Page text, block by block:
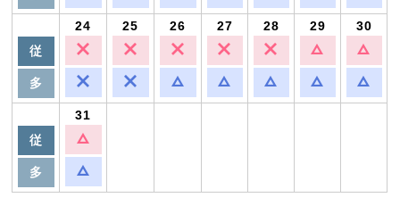
従
多
24 25 26 27 28 29 30
従
多
31